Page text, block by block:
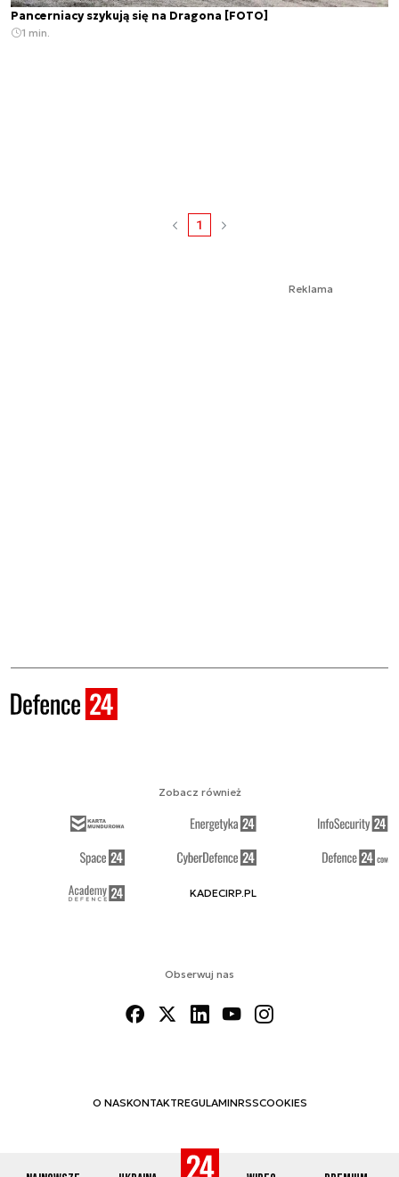
Pancerniacy szykują się na Dragona [FOTO]
1 min.
1
Reklama
Obserwuj nas
O NASKONTAKTREGULAMINRSSCOOKIES
Zobacz również
KADECIRP.PL